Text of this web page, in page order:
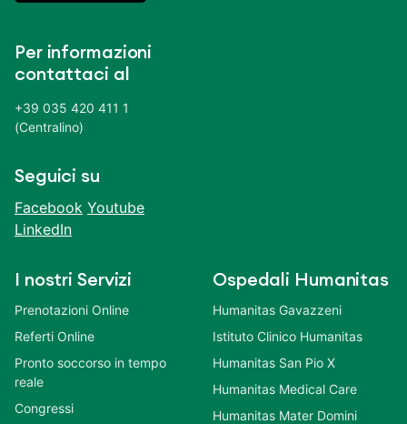
Per informazioni
contattaci al
+39 035 420 411 1
(Centralino)
Seguici su
Facebook Youtube
LinkedIn
I nostri Servizi
Prenotazioni Online
Referti Online
Pronto soccorso in tempo
reale
Congressi
Ospedali Humanitas
Humanitas Gavazzeni
Istituto Clinico Humanitas
Humanitas San Pio X
Humanitas Medical Care
Humanitas Mater Domini